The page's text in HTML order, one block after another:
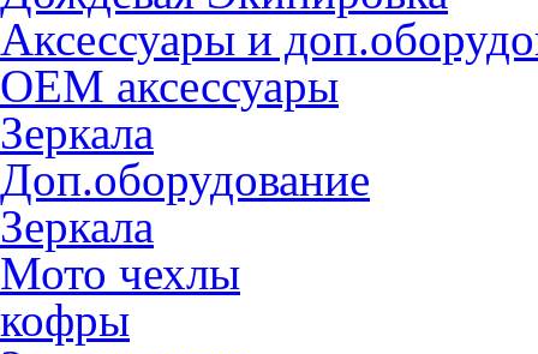
Аксессуары и
OEM аксессуары
Зеркала
Доп.оборудование
Зеркала
Мото чехлы
кофры